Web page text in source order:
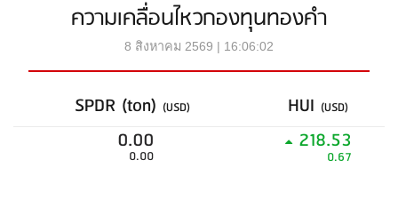
ความเคลื่อนไหวกองทุนทองคำ
8 สิงหาคม 2569 | 16:06:02
SPDR (ton) (USD) HUI (USD)
0.00
0.00
218.53
0.67